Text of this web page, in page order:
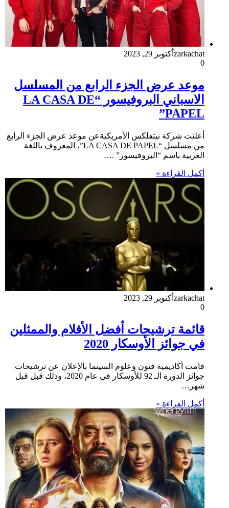
zarkachat أكتوبر 29, 2023
0
موعد عرض الجزء الرابع من المسلسل
الاسباني البروفيسور “LA CASA DE
PAPEL”
أعلنت شركة نيتفلكس الأمريكيةعن موعد عرض الجزء الرابع
من مسلسل “LA CASA DE PAPEL”، المعروف باللغة
العربية باسم “البروفيسور” .…
أكمل القراءة »
zarkachat أكتوبر 29, 2023
0
قائمة ترشيحات أفضل الأفلام والممثلين
في جوائز الأوسكار 2020
قامت أكاديمية فنون وعلوم السينما بالإعلان عن ترشيحات
جوائز الدورة الـ 92 للأوسكار في عام 2020، وذلك قبل قبل
شهر…
أكمل القراءة »